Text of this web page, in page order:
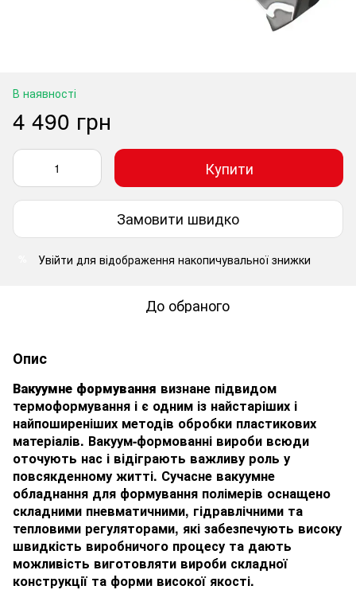
В наявності
4 490 грн
Купити
Замовити швидко
Увійти для відображення накопичувальної знижки
До обраного
Опис
Вакуумне формування визнане підвидом
термоформування і є одним із найстаріших і
найпоширеніших методів обробки пластикових
матеріалів. Вакуум-формованні вироби всюди
оточують нас і відіграють важливу роль у
повсякденному житті. Сучасне вакуумне
обладнання для формування полімерів оснащено
складними пневматичними, гідравлічними та
тепловими регуляторами, які забезпечують високу
швидкість виробничого процесу та дають
можливість виготовляти вироби складної
конструкції та форми високої якості.